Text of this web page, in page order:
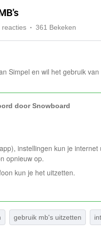
reacties 361 Bekeken
Simpel en wil het gebruik
doorSnowboard
instellingen kun je
opnieuw op.
kun je het uitzetten.
gebruik mb's uitzetten